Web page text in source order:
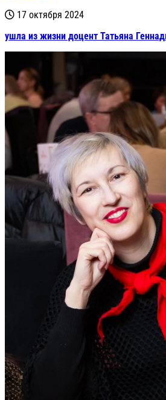
17 октября 2024
ушла из жизни доцент Татьяна